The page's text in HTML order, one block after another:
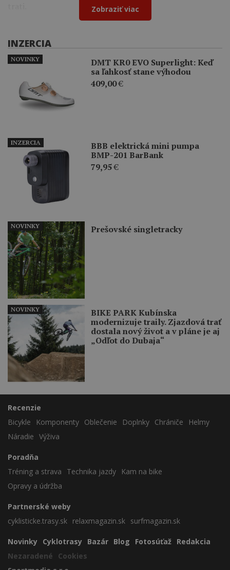
Zobraziť viac
INZERCIA
DMT KR0 EVO Superlight: Keď
sa ľahkosť stane výhodou
409,00€
NOVINKY
BBB elektrická mini pumpa
BMP-201 BarBank
79,95€
INZERCIA
Prešovské singletracky
NOVINKY
BIKE PARK Kubínska
modernizuje traily. Zjazdová trať
dostala nový život a v pláne je aj
„Odľot do Dubaja“
NOVINKY
Recenzie
Bicykle
Komponenty Oblečenie Doplnky Chrániče
Helmy
Náradie Výživa
Poradňa
Tréning a strava
Technika jazdy
Kam na bike
Opravy a údržba
Partnerské weby
cyklisticke.trasy.sk relaxmagazin.sk surfmagazin.sk
Novinky Cyklotrasy Bazár Blog Fotosúťaž Redakcia
Nezaradené
Cookies